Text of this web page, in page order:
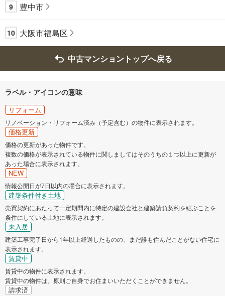
9 豊中市
10 大阪市福島区
中古マンショントップへ戻る
ラベル・アイコンの意味
リフォーム
リノベーション・リフォーム済み（予定含む）の物件に表示されます。
価格更新
価格の更新があった物件です。
複数の価格が表示されている物件に関しましてはそのうちの１つ以上に更新が
あった場合に表示されます。
NEW
情報公開日が7日以内の場合に表示されます。
建築条件付き土地
売買契約にあたって一定期間内に特定の建設会社と建築請負契約を結ぶことを
条件にしている土地に表示されます。
未入居
建築工事完了日から1年以上経過したものの、まだ誰も住んだことがない住宅に
表示されます。
賃貸中
賃貸中の物件に表示されます。
賃貸中の物件は、原則ご自身でお住まいいただくことができません。
請求済